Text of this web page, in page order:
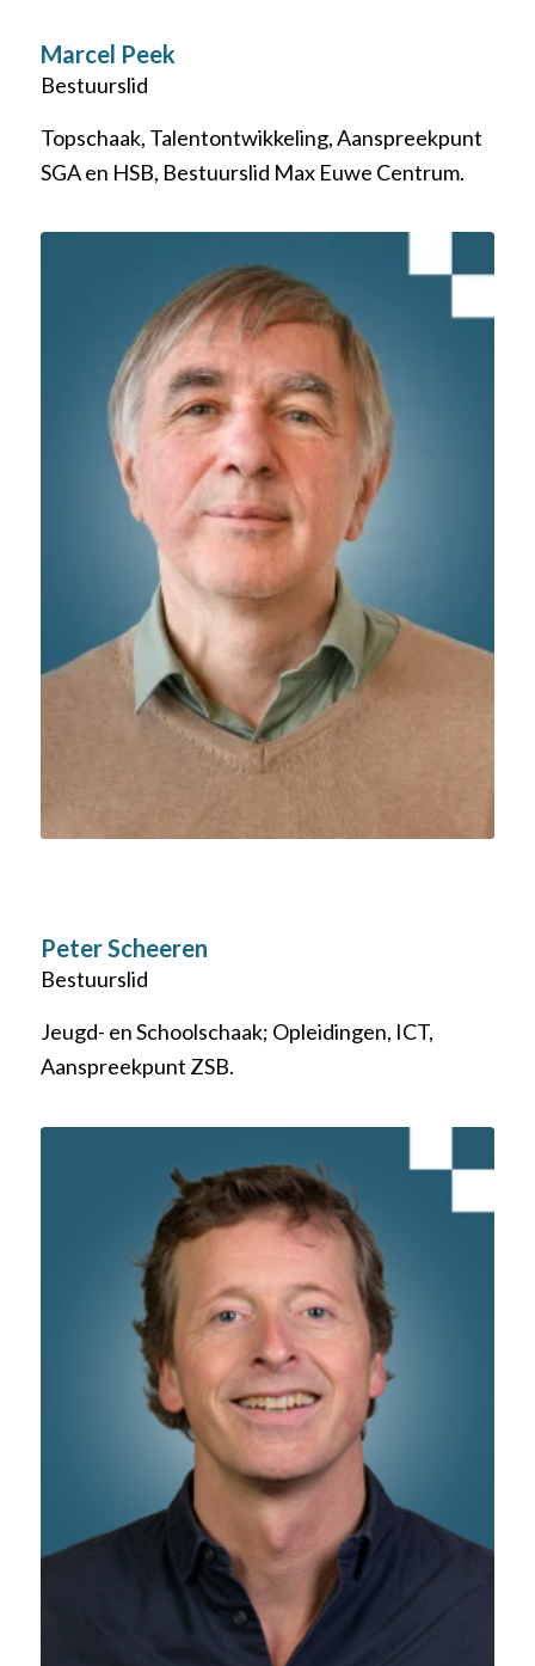
Marcel Peek
Bestuurslid
Topschaak, Talentontwikkeling, Aanspreekpunt
SGA en HSB, Bestuurslid Max Euwe Centrum.
Peter Scheeren
Bestuurslid
Jeugd- en Schoolschaak; Opleidingen, ICT,
Aanspreekpunt ZSB.